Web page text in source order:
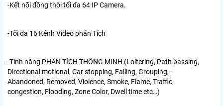
-Kết nối đồng thời tối đa 64 IP Camera.
-Tối đa 16 Kênh Video phân Tích
-Tính năng PHÂN TÍCH THÔNG MINH (Loitering, Path passing,
Directional motional, Car stopping, Falling, Grouping, -
Abandoned, Removed, Violence, Smoke, Flame, Traffic
congestion, Flooding, Zone Color, Dwell time etc…)